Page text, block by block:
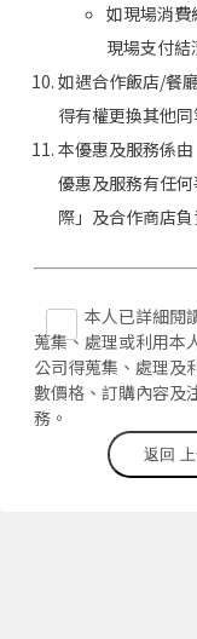
如現場消費
現場支付結
如遇合作飯店/餐
得有權更換其他同
本優惠及服務係
優惠及服務有任
際」及合作商店負
本人已詳細閱
蒐集、處理或利用本
公司得蒐集、處理及
數價格、訂購內容及
務。